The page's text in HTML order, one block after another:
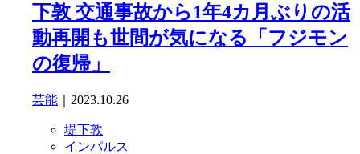
下敦 交通事故から1年4カ月ぶりの活
動再開も世間が気になる「フジモン
の復帰」
芸能 ｜2023.10.26
堤下敦
インパルス